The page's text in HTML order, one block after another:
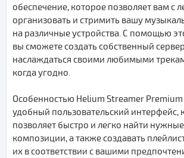
обеспечение, которое позволяет вам с
организовать и стримить вашу
на различные устройства. С помощью
вы сможете создать собственный
наслаждаться своими любимыми
когда угодно.
Особенностью Helium Streamer Premium
удобный пользовательский интерфейс,
позволяет быстро и легко найти
композиции, а также создавать
их в соответствии с вашими